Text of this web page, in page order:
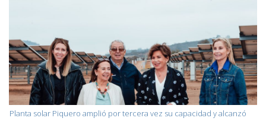
Planta solar Piquero amplió por tercera vez su capacidad y alcanzó